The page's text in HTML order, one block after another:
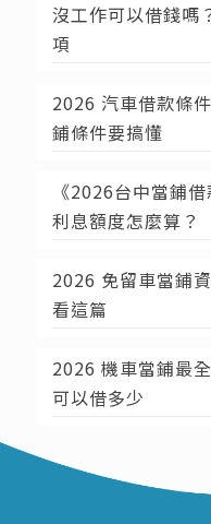
沒工作可以借錢嗎
項
2026 汽車借款條
鋪條件要搞懂
《2026台中當鋪
利息額度怎麼算？
2026 免留車當鋪
看這篇
2026 機車當鋪最
可以借多少